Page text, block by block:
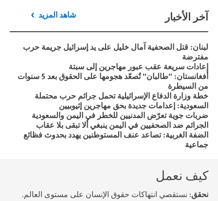
آخر الأخبار شاهد المزيد
لبنان: قتل الصحفية آمال خليل على يد إسرائيل جريمة حرب
مفترضة
إعادات سريعة عقب عبور مهاجرين إلى سبتة
أفغانستان: "طالبان" تُصعّد هجومها على الحقوق بعد 5 سنوات
من السيطرة
خطة وزارة الدفاع الإسرائيلية تحمل جرائم حرب محتملة
السعودية: إعدامات جديدة بحق مهاجرين إثيوبيين
ضربات جوية تعرّض المدنيين للخطر في اليمن والسعودية
الجرائم ضد الصحفيين في اليمن ينبغي ألا تبقى بلا عقاب
الضفة الغربية: تصاعد عنف المستوطنين يهدد بحدوث فظائع
جماعية
كيف نعمل
نحقق: نستقصي انتهاكات حقوق الإنسان على مستوى العالم.